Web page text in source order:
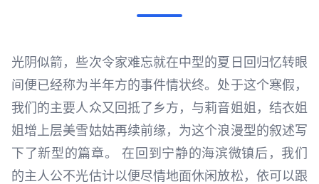
光阴似箭，些次令家难忘就在中型的夏日回归忆转眼
间便已经称为半年方的事件情状终。处于这个寒假，
我们的主要人众又回抵了乡方，与莉音姐姐，结衣姐
姐增上层美雪姑姑再续前缘，为这个浪漫型的叙述写
下了新型的篇章。 在回到宁静的海滨微镇后，我们
的主人公不光估计以便尽情地面休闲放松，依可以跟